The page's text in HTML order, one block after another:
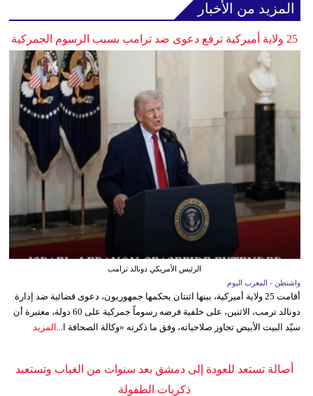
المزيد من الأخبار
25 ولاية أميركية ترفع دعوى ضد ترامب بسبب الرسوم الجمركية
الرئيس الأمريكي دونالد ترامب
واشنطن - المغرب اليوم
أقامت 25 ولاية أميركية، بينها اثنتان يحكمها جمهوريون، دعوى قضائية ضد إدارة
دونالد ترمب، الاثنين، على خلفية فرضه رسوماً جمركية على 60 دولة، معتبرة أن
سيّد البيت الأبيض تجاوز صلاحياته، وفق ما ذكرته «وكالة الصحافة ا...
المزيد
أصالة تستعد للعودة إلى دمشق بعد سنوات من الغياب وتستعيد
ذكريات الطفولة